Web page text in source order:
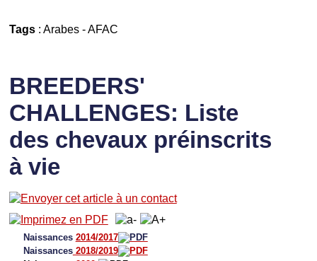
Tags: Arabes-AFAC
BREEDERS'
CHALLENGES: Liste
des chevaux préinscrits
à vie
Naissances 2014/2017
Naissances2018/2019